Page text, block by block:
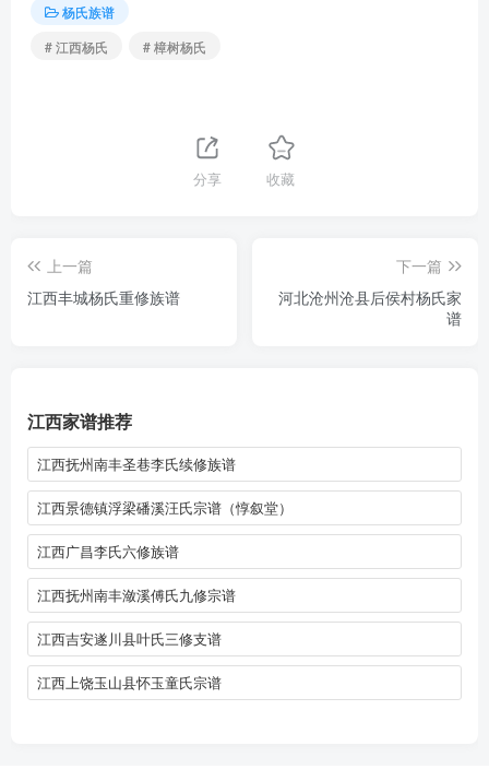
杨氏族谱
# 江西杨氏
# 樟树杨氏
分享 收藏
上一篇
江西丰城杨氏重修族谱
下一篇
河北沧州沧县后侯村杨氏家
谱
江西家谱推荐
江西抚州南丰圣巷李氏续修族谱
江西景德镇浮梁磻溪汪氏宗谱（惇叙堂）
江西广昌李氏六修族谱
江西抚州南丰潋溪傅氏九修宗谱
江西吉安遂川县叶氏三修支谱
江西上饶玉山县怀玉童氏宗谱